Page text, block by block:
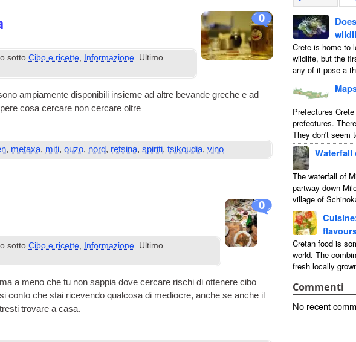
0
sottoCibo e ricette, Informazione. Ultimo
ampiamente disponibili insieme ad altre bevande greche e ad
cosa cercare non cercare oltre
, metaxa, miti,ouzo, nord, retsina,spiriti,tsikoudia,vino
0
sottoCibo e ricette Informazione . Ultimo
a meno che tu non sappia dove cercare rischi di ottenere cibo
conto che stai ricevendo qualcosa di mediocre, anche se anche il
trovare a casa.
Crete is home to
wildlife, but the
any of it pose a
answer is no, but
Prefectures
prefectures.
They don't seem
most visitors so
...
Waterfall
The waterfall of
partway down
village of
coast 20 mins
...
Cretan food is
world. The
fresh locally
Commenti
No recent